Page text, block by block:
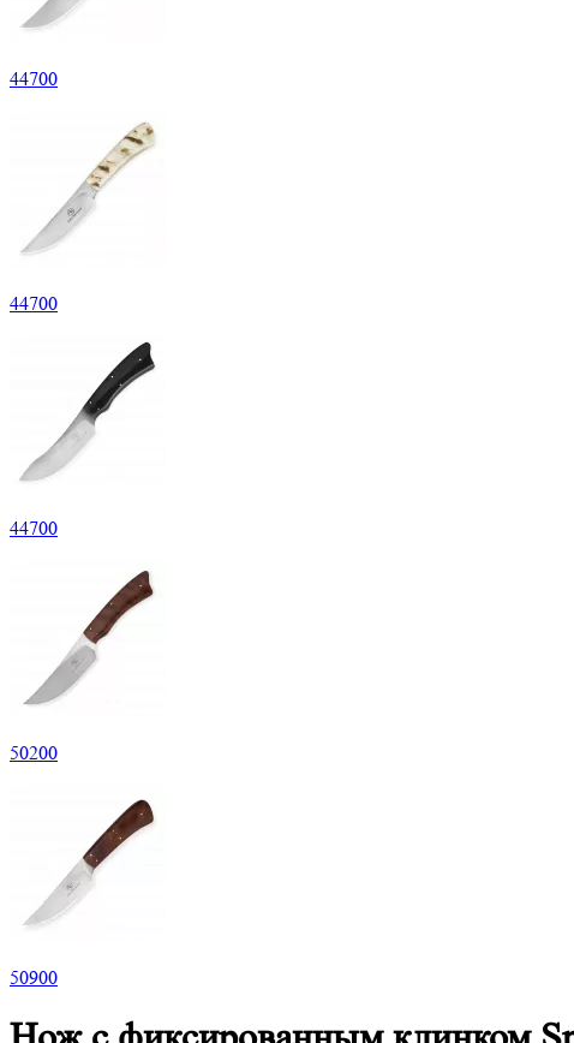
44700
44700
44700
50200
50900